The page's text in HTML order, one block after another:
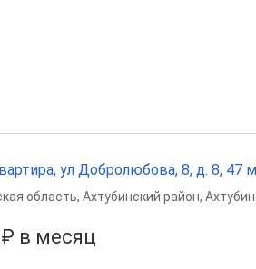
ул Добролюбова, 8, д. 8, 47
₽ в месяц
область, Ахтубинский район,